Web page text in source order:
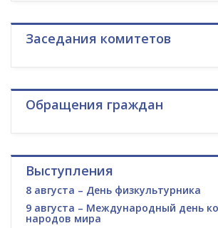
Заседания комитетов
Обращения граждан
Выступления
8 августа – День физкультурника
9 августа – Международный день
народов мира